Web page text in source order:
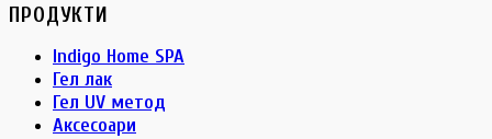
ПРОДУКТИ
Indigo Home SPA
Гел лак
Гел UV метод
Аксесоари